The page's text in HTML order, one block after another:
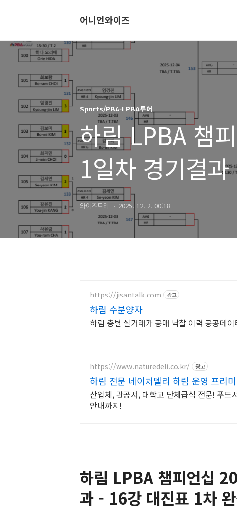
어니언와이즈
Sports/PBA-LPBA투어
하림 LPBA 챔
1일차 경기결
완성
와이즈트리 2025. 12. 2. 00:18
https://jisantalk.com 광고
하림 수분양자
하림 층별 실거래가 공매 낙찰 이력 공공데
https://www.naturedeli.co.kr/ 광고
하림 전문 네이처델리 하림 운영 프리
산업체, 관공서, 대학교 단체급식 전문! 푸드
안내까지!
하림 LPBA 챔피언십
과 - 16강 대진표 1차